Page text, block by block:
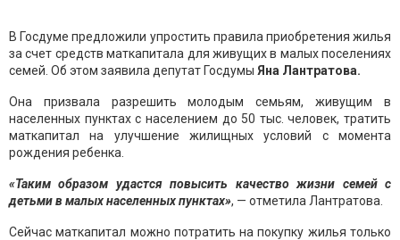
В Госдуме предложили упростить правила приобретения жилья
за счет средств маткапитала для живущих в малых поселениях
семей. Об этом заявила депутат Госдумы Яна Лантратова.
Она призвала разрешить молодым семьям, живущим в
населенных пунктах с населением до 50 тыс. человек, тратить
маткапитал на улучшение жилищных условий с момента
рождения ребенка.
«Таким образом удастся повысить качество жизни семей с
детьми в малых населенных пунктах», — отметила Лантратова.
Сейчас маткапитал можно потратить на покупку жилья только